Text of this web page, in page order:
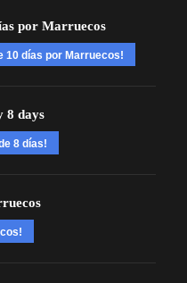
por Marruecos
10 días por Marruecos!
8 days
8 días!